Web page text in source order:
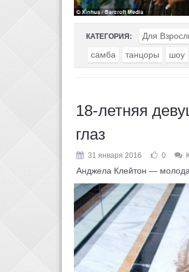
КАТЕГОРИЯ: Для
самба
танцоры шоу
18-летняя
глаз
31 января 2016 0
Анджела Клейтон —